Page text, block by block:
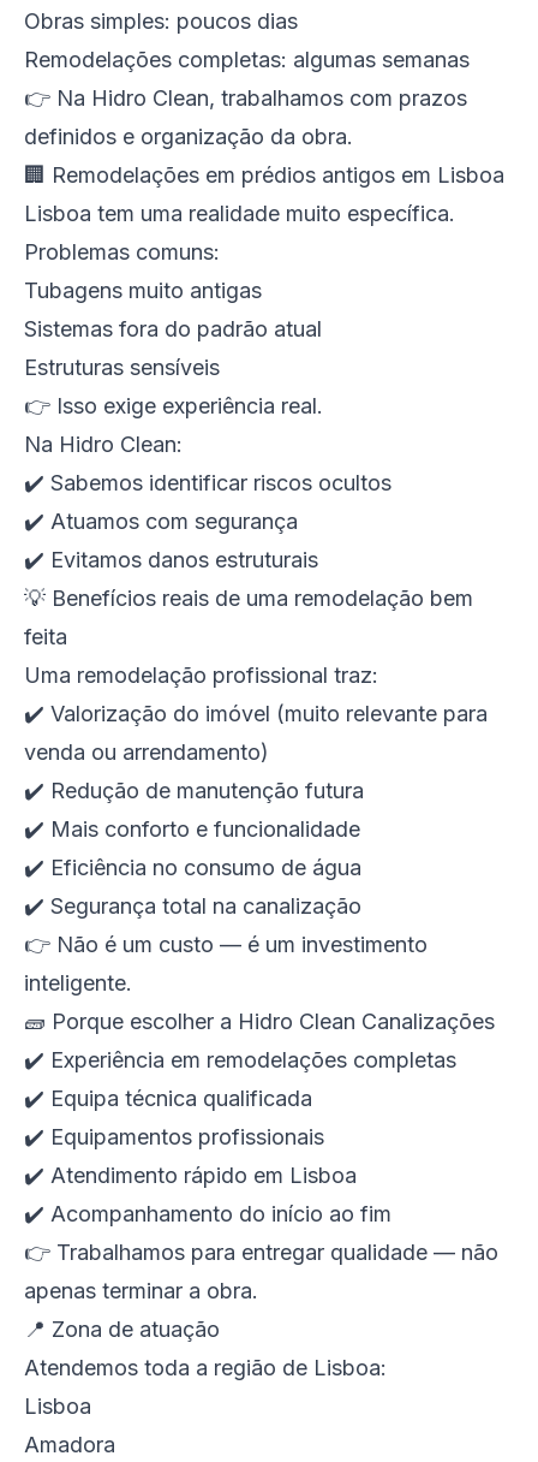
Obras simples: poucos dias
Remodelações completas: algumas semanas
👉 Na Hidro Clean, trabalhamos com prazos
definidos e organização da obra.
🏢 Remodelações em prédios antigos em Lisboa
Lisboa tem uma realidade muito específica.
Problemas comuns:
Tubagens muito antigas
Sistemas fora do padrão atual
Estruturas sensíveis
👉 Isso exige experiência real.
Na Hidro Clean:
✔️ Sabemos identificar riscos ocultos
✔️ Atuamos com segurança
✔️ Evitamos danos estruturais
💡 Benefícios reais de uma remodelação bem
feita
Uma remodelação profissional traz:
✔️ Valorização do imóvel (muito relevante para
venda ou arrendamento)
✔️ Redução de manutenção futura
✔️ Mais conforto e funcionalidade
✔️ Eficiência no consumo de água
✔️ Segurança total na canalização
👉 Não é um custo — é um investimento
inteligente.
🧱 Porque escolher a Hidro Clean Canalizações
✔️ Experiência em remodelações completas
✔️ Equipa técnica qualificada
✔️ Equipamentos profissionais
✔️ Atendimento rápido em Lisboa
✔️ Acompanhamento do início ao fim
👉 Trabalhamos para entregar qualidade — não
apenas terminar a obra.
📍 Zona de atuação
Atendemos toda a região de Lisboa:
Lisboa
Amadora